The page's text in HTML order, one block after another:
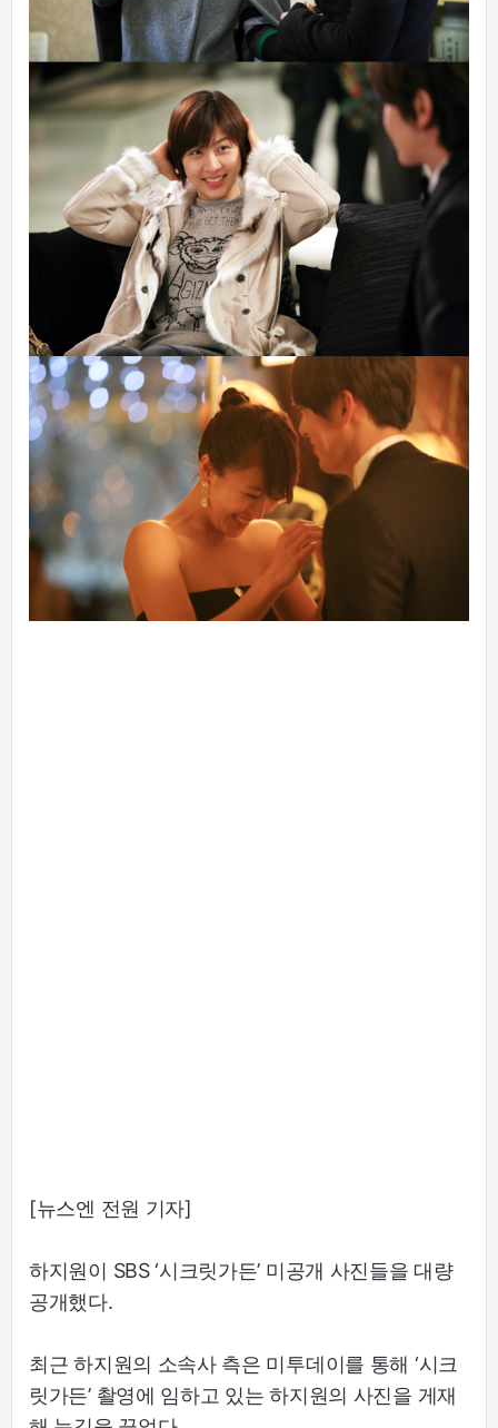
[뉴스엔 전원 기자]
하지원이 SBS ‘시크릿가든’ 미공개 사진들을 대량
공개했다.
최근 하지원의 소속사 측은 미투데이를 통해 ‘시크
릿가든’ 촬영에 임하고 있는 하지원의 사진을 게재